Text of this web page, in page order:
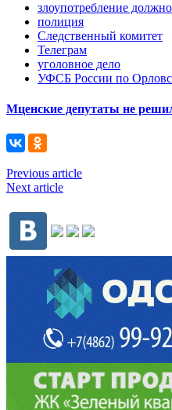
злоупотребление
полиция
Следственный комитет
Телеграм
уголовное дело
УФСБ России по
Мценские депутаты не
Previous article
Next article